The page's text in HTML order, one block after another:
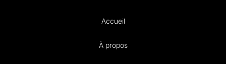
Accueil
À propos